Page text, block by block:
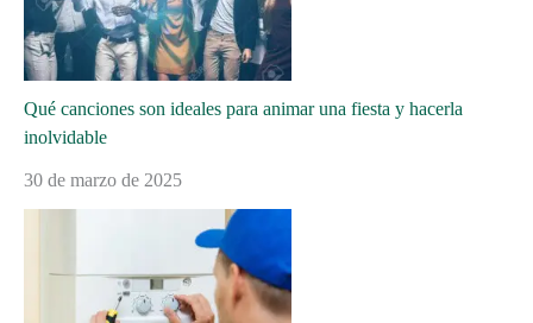
Qué canciones son ideales para animar una fiesta y hacerla
inolvidable
30 de marzo de 2025